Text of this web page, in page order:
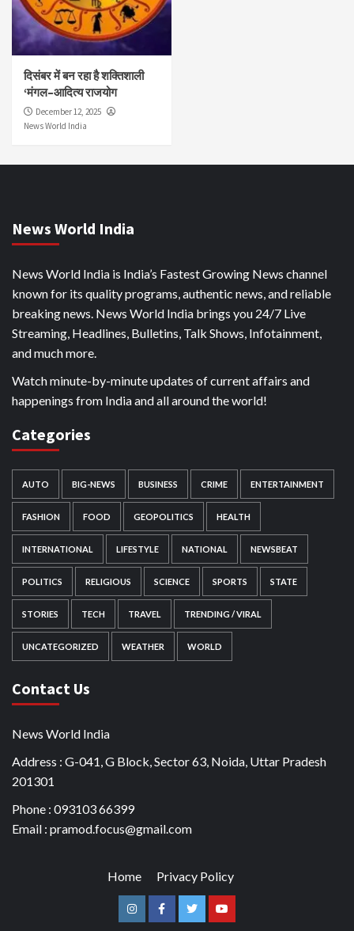
दिसंबर में बन रहा है शक्तिशाली
‘मंगल–आदित्य राजयोग
December 12, 2025
News World India
News World India
News World India is India’s Fastest Growing News channel
known for its quality programs, authentic news, and reliable
breaking news. News World India brings you 24/7 Live
Streaming, Headlines, Bulletins, Talk Shows, Infotainment,
and much more.
Watch minute-by-minute updates of current affairs and
happenings from India and all around the world!
Categories
AUTO BIG-NEWS BUSINESS CRIME ENTERTAINMENT
FASHION FOOD GEOPOLITICS HEALTH
INTERNATIONAL LIFESTYLE NATIONAL NEWSBEAT
POLITICS RELIGIOUS SCIENCE SPORTS STATE
STORIES TECH TRAVEL TRENDING / VIRAL
UNCATEGORIZED WEATHER WORLD
Contact Us
News World India
Address : G-041, G Block, Sector 63, Noida, Uttar Pradesh
201301
Phone : 093103 66399
Email : pramod.focus@gmail.com
Home Privacy Policy
InstagramFacebookTwitterYoutube